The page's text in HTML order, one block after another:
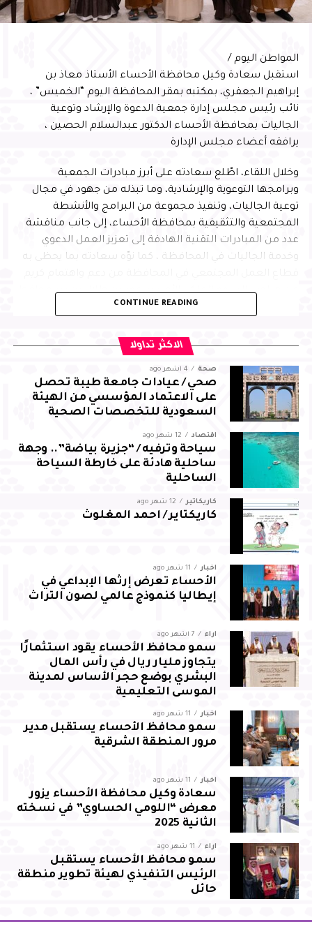
المواطن اليوم /
استقبل سعادة وكيل محافظة الأحساء الأستاذ معاذ بن
إبراهيم الجعفري، بمكتبه بمقر المحافظة اليوم “الخميس” ،
نائب رئيس مجلس إدارة جمعية الدعوة والإرشاد وتوعية
الجاليات بمحافظة الأحساء الدكتور عبدالسلام الحصين ،
يرافقه أعضاء مجلس الإدارة
وخلال اللقاء، اطّلع سعادته على أبرز مبادرات الجمعية
وبرامجها التوعوية والإرشادية، وما تبذله من جهود في مجال
توعية الجاليات، وتنفيذ مجموعة من البرامج والأنشطة
المجتمعية والتثقيفية بمحافظة الأحساء، إلى جانب مناقشة
عدد من المبادرات التقنية الهادفة إلى تعزيز العمل الدعوي
وخدمة الجاليات في المحافظة ، كما نوّه سعادته بما يحظى به
من صاحب السمو الملكي الأمير سعود بن طلال بن بدر محافظ
الأحساء ، وحرصه المتواصل على متابعة المبادرات والبرامج
الأهلية من أداء رسالتها على الوجه الأمثل، بما ينعكس إيجابًا
على خدمة المجتمع وتحقيق تطلعاته
وفي ختام اللقاء، قدّم نائب رئيس مجلس إدارة الجمعية الدكتور
عبدالسلام الحصين شكره لسعادة وكيل المحافظة على
اهتمامه ببرامج الجمعية، مثمّنًا دعم واهتمام سمو محافظ
الأحساء بالعمل المجتمعي والدعوي في المحافظة
CONTINUE READING
الاكثر تداولا
صحة 4 أشهر ago
صحي / عيادات جامعة طيبة تحصل
على الاعتماد المؤسسي من الهيئة
السعودية للتخصصات الصحية
اقتصاد 12 شهر ago
سياحة وترفيه / “جزيرة بياضة”.. وجهة
ساحلية هادئة على خارطة السياحة
الساحلية
كاريكاتير 12 شهر ago
كاريكتاير / احمد المغلوث
أخبار 11 شهر ago
الأحساء تعرض إرثها الإبداعي في
إيطاليا كنموذج عالمي لصون التراث
آراء 7 أشهر ago
سمو محافظ الأحساء يقود استثمارًا
يتجاوز مليار ريال في رأس المال
البشري بوضع حجر الأساس لمدينة
الموسى التعليمية
أخبار 11 شهر ago
سمو محافظ الأحساء يستقبل مدير
مرور المنطقة الشرقية
أخبار 11 شهر ago
سعادة وكيل محافظة الأحساء يزور
معرض “اللومي الحساوي” في نسخته
الثانية 2025
آراء 11 شهر ago
سمو محافظ الأحساء يستقبل
الرئيس التنفيذي لهيئة تطوير منطقة
حائل